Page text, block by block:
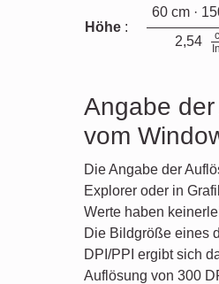
Höhe :
60 cm ·
2,54
Angabe
vom
Die Angabe der
Explorer oder in
Werte haben
Die Bildgröße eines
DPI/PPI ergibt sich
Auflösung von 300